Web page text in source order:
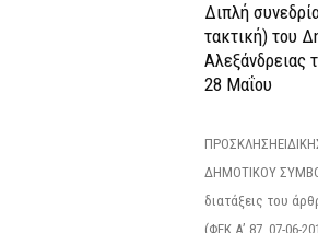
Διπλή
τακτική) του
Αλεξάνδρειας
28 Μαΐου
ΔΗΜΟΤΙΚΟΥ
διατάξεις του
(ΦΕΚ Α’ 87, 07-06-